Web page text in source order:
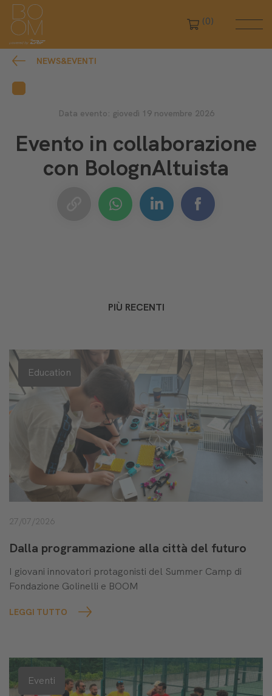
(0)
NEWS&EVENTI
Data evento: giovedì 19 novembre 2026
Evento in collaborazione
con BolognAltuista
PIÙ RECENTI
Education
27/07/2026
Dalla programmazione alla città del futuro
I giovani innovatori protagonisti del Summer Camp di
Fondazione Golinelli e BOOM
LEGGI TUTTO
Eventi